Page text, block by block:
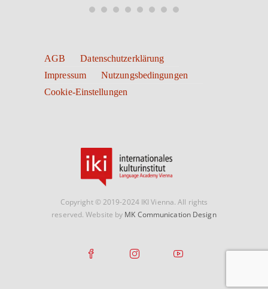
AGB
Datenschutzerklärung
Impressum
Nutzungsbedingungen
Cookie-Einstellungen
Copyright © 2019-2024 IKI Vienna. All rights
reserved. Website by MK Communication Design